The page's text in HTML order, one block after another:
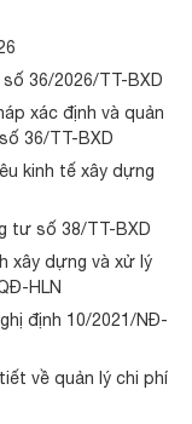
36/2026/TT-BXD
xác định và quản
36/TT-BXD
kinh tế xây dựng
tư số 38/TT-BXD
xây dựng và xử lý
HLN
định 10/2021/NĐ-
về quản lý chi phí